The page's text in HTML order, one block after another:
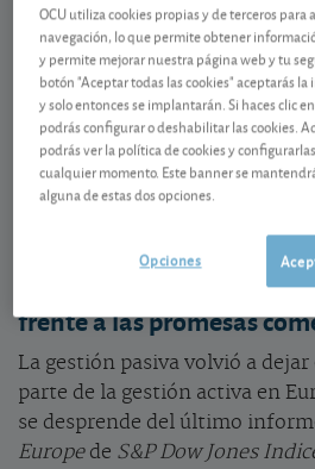
Una de las primeras decisiones
un inversor a la hora de elegir
decanta por fondos de gestión
a replicar un índice
buen hacer y olfato de
hacer en la selección de la
Informe SPIVA: la
frente a las promesas
La gestión pasiva volvió a
parte de la gestión activa en
se desprende del último
Europede S&P Dow Jones
OCU utiliza cookies propias y de terceros
navegación, lo que permite obtener
y permite mejorar nuestra página web y tu
botón "Aceptar todas las cookies" aceptarás
y solo entonces se implantarán. Si haces clic
podrás configurar o deshabilitar las cookies.
podrás ver la política de cookies y
cualquier momento. Este banner se
alguna de estas dos opciones.
Opciones